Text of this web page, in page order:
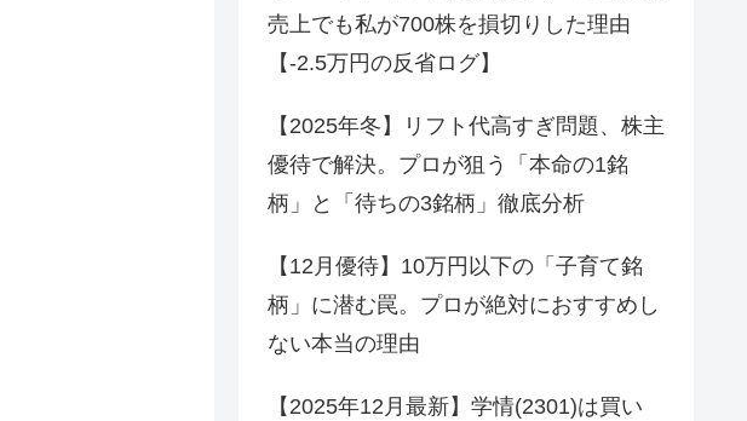
売上でも私が700株を損切りした理由
【-2.5万円の反省ログ】
【2025年冬】リフト代高すぎ問題、株主
優待で解決。プロが狙う「本命の1銘
柄」と「待ちの3銘柄」徹底分析
【12月優待】10万円以下の「子育て銘
柄」に潜む罠。プロが絶対におすすめし
ない本当の理由
【2025年12月最新】学情(2301)は買い